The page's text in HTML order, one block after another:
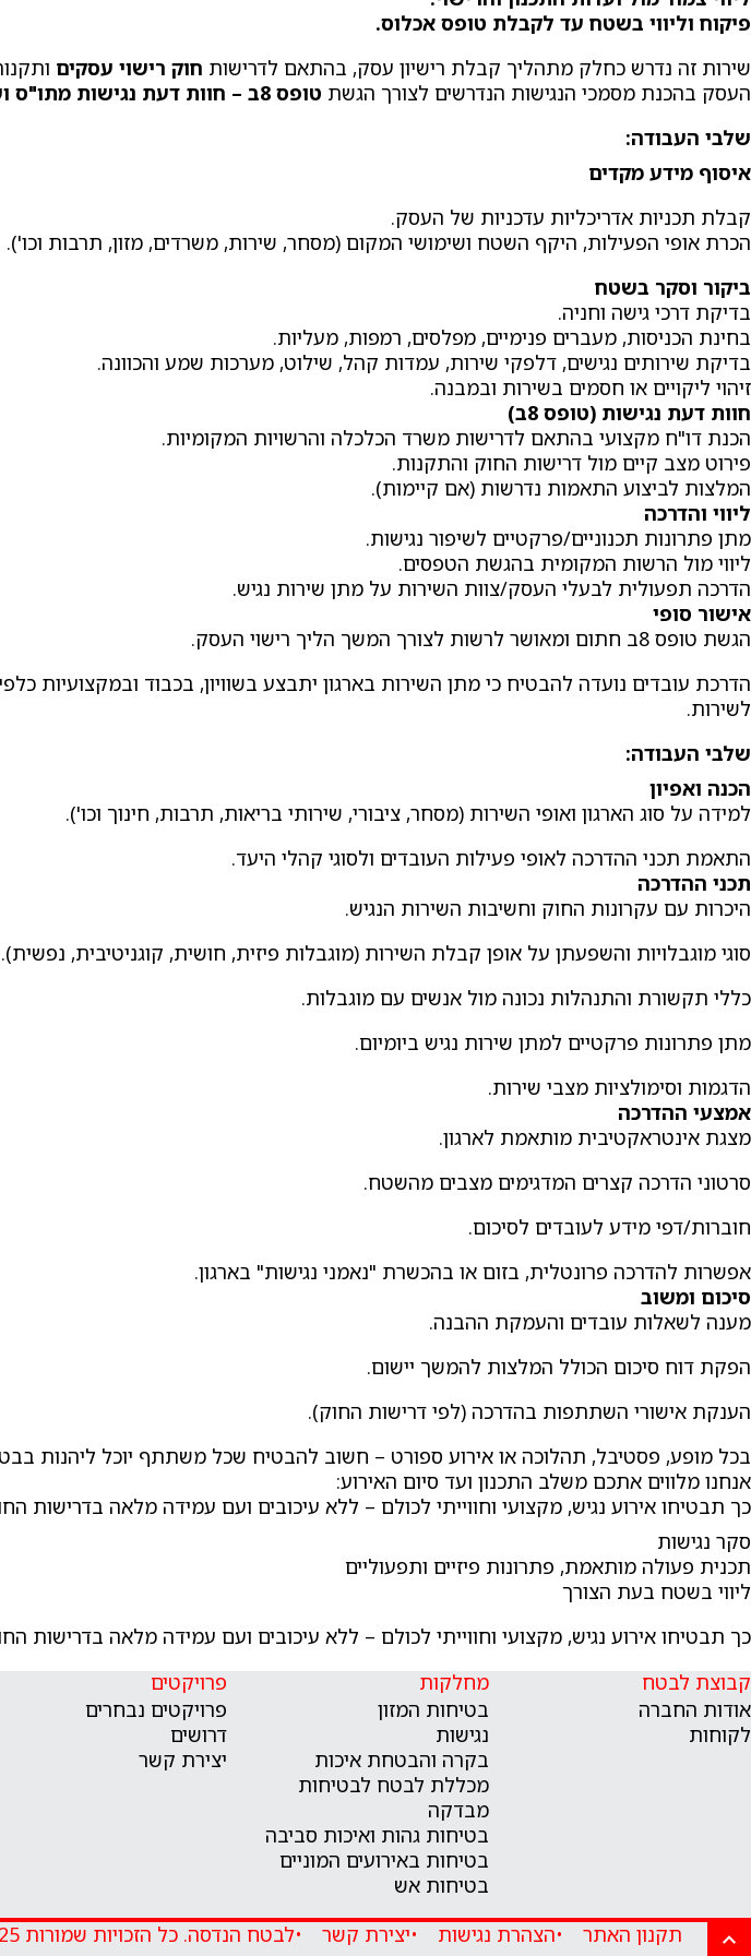
פיקוח וליווי בשטח עד לקבלת טופס אכלוס.
שירות זה נדרש כחלק מתהליך קבלת רישיון עסק, בהתאם לדרישות חוק רישוי עסקים
העסק בהכנת מסמכי הנגישות הנדרשים לצורך הגשת טופס 8ב – חוות דעת נגישות מתו"ס ושרות
שלבי העבודה:
איסוף מידע מקדים
קבלת תכניות אדריכליות עדכניות של העסק.
הכרת אופי הפעילות, היקף השטח ושימושי המקום (מסחר, שירות, משרדים, מזון, תרבות וכו').
ביקור וסקר בשטח
בדיקת דרכי גישה וחניה.
בחינת הכניסות, מעברים פנימיים, מפלסים, רמפות, מעליות.
בדיקת שירותים נגישים, דלפקי שירות, עמדות קהל, שילוט, מערכות שמע והכוונה.
זיהוי ליקויים או חסמים בשירות ובמבנה.
חוות דעת נגישות (טופס 8ב)
הכנת דו"ח מקצועי בהתאם לדרישות משרד הכלכלה והרשויות המקומיות.
פירוט מצב קיים מול דרישות החוק והתקנות.
המלצות לביצוע התאמות נדרשות (אם קיימות).
ליווי והדרכה
מתן פתרונות תכנוניים/פרקטיים לשיפור נגישות.
ליווי מול הרשות המקומית בהגשת הטפסים.
הדרכה תפעולית לבעלי העסק/צוות השירות על מתן שירות נגיש.
אישור סופי
הגשת טופס 8ב חתום ומאושר לרשות לצורך המשך הליך רישוי העסק.
הדרכת עובדים נועדה להבטיח כי מתן השירות בארגון יתבצע בשוויון, בכבוד ובמקצועיות
לשירות.
שלבי העבודה:
הכנה ואפיון
למידה על סוג הארגון ואופי השירות (מסחר, ציבורי, שירותי בריאות, תרבות, חינוך וכו').
התאמת תכני ההדרכה לאופי פעילות העובדים ולסוגי קהלי היעד.
תכני ההדרכה
היכרות עם עקרונות החוק וחשיבות השירות הנגיש.
סוגי מוגבלויות והשפעתן על אופן קבלת השירות (מוגבלות פיזית, חושית, קוגניטיבית, נפשית).
כללי תקשורת והתנהלות נכונה מול אנשים עם מוגבלות.
מתן פתרונות פרקטיים למתן שירות נגיש ביומיום.
הדגמות וסימולציות מצבי שירות.
אמצעי ההדרכה
מצגת אינטראקטיבית מותאמת לארגון.
סרטוני הדרכה קצרים המדגימים מצבים מהשטח.
חוברות/דפי מידע לעובדים לסיכום.
אפשרות להדרכה פרונטלית, בזום או בהכשרת "נאמני נגישות" בארגון.
סיכום ומשוב
מענה לשאלות עובדים והעמקת ההבנה.
הפקת דוח סיכום הכולל המלצות להמשך יישום.
הענקת אישורי השתתפות בהדרכה (לפי דרישות החוק).
בכל מופע, פסטיבל, תהלוכה או אירוע ספורט – חשוב להבטיח שכל משתתף יוכל ליהנות
אנחנו מלווים אתכם משלב התכנון ועד סיום האירוע:
כך תבטיחו אירוע נגיש, מקצועי וחווייתי לכולם – ללא עיכובים ועם עמידה מלאה בדרישות
סקר נגישות
תכנית פעולה מותאמת, פתרונות פיזיים ותפעוליים
ליווי בשטח בעת הצורך
כך תבטיחו אירוע נגיש, מקצועי וחווייתי לכולם – ללא עיכובים ועם עמידה מלאה בדרישות
קבוצת לבטח
אודות החברה
לקוחות
מחלקות
בטיחות המזון
נגישות
בקרה והבטחת איכות
מכללת לבטח לבטיחות
מבדקה
בטיחות גהות ואיכות סביבה
בטיחות באירועים המוניים
בטיחות אש
פרויקטים
פרויקטים נבחרים
דרושים
יצירת קשר
תקנון האתר הצהרת נגישות יצירת קשר לבטח הנדסה. כל הזכויות שמורות 2025.